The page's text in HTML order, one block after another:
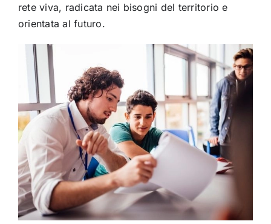
rete viva, radicata nei bisogni del territorio e
orientata al futuro.